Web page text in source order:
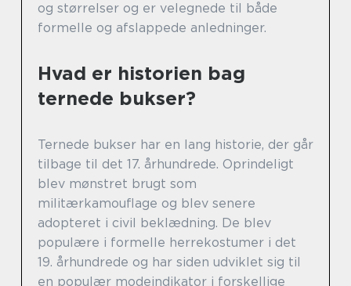
og størrelser og er velegnede til både
formelle og afslappede anledninger.
Hvad er historien bag
ternede bukser?
Ternede bukser har en lang historie, der går
tilbage til det 17. århundrede. Oprindeligt
blev mønstret brugt som
militærkamouflage og blev senere
adopteret i civil beklædning. De blev
populære i formelle herrekostumer i det
19. århundrede og har siden udviklet sig til
en populær modeindikator i forskellige